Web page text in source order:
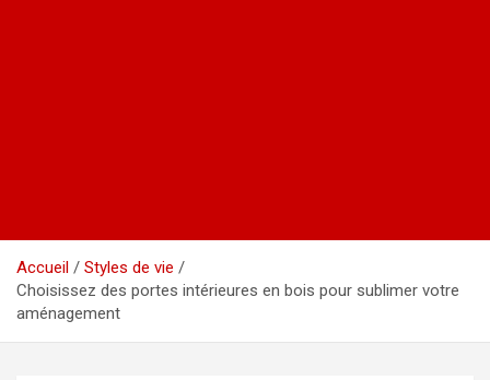
Accueil
Styles de vie
Choisissez des portes intérieures en bois pour sublimer votre
aménagement